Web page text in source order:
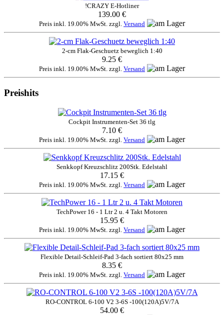
!CRAZY E-Hotliner
139.00 €
Preis inkl. 19.00% MwSt. zzgl. Versand
2-cm Flak-Geschuetz beweglich 1:40
9.25 €
Preis inkl. 19.00% MwSt. zzgl. Versand
Preishits
Cockpit Instrumenten-Set 36 tlg
7.10 €
Preis inkl. 19.00% MwSt. zzgl. Versand
Senkkopf Kreuzschlitz 200Stk. Edelstahl
17.15 €
Preis inkl. 19.00% MwSt. zzgl. Versand
TechPower 16 - 1 Ltr 2 u. 4 Takt Motoren
15.95 €
Preis inkl. 19.00% MwSt. zzgl. Versand
Flexible Detail-Schleif-Pad 3-fach sortiert 80x25 mm
8.35 €
Preis inkl. 19.00% MwSt. zzgl. Versand
RO-CONTROL 6-100 V2 3-6S -100(120A)5V/7A
54.00 €